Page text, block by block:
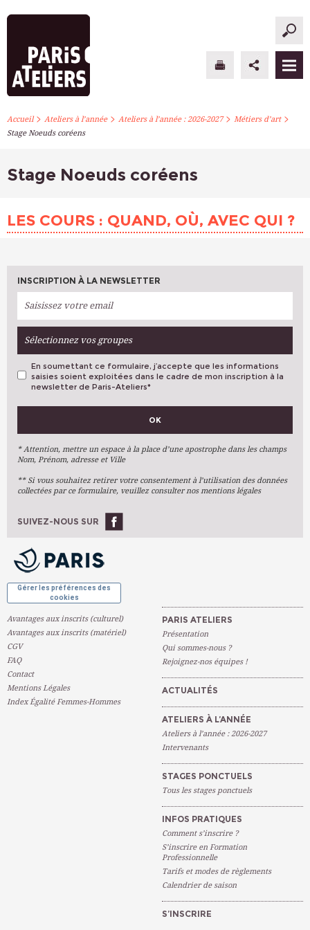
PARIS ATELIERS
ATELIERS À L’ANNÉE
STAGES PONCTUELS
S’INSCRIRE
Accueil> Ateliers à l’année> Ateliers à l’année : 2026-2027> Métiers d’art>
Stage Noeuds coréens
Stage Noeuds coréens
LES COURS : QUAND, OÙ, AVEC QUI ?
INSCRIPTION À LA NEWSLETTER
Sélectionnez vos groupes
VOS PRÉFÉRENCES
Arts Plastiques
Arts Du Texte
Arts Numériques
Ateliers À L'année
En soumettant ce formulaire, j’accepte que les informations
saisies soient exploitées dans le cadre de mon inscription à la
newsletter de Paris-Ateliers*
OK
* Attention, mettre un espace à la place d’une apostrophe dans les champs
Nom, Prénom, adresse et Ville
** Si vous souhaitez retirer votre consentement à l’utilisation des données
collectées par ce formulaire, veuillez consulter nos mentions légales
SUIVEZ-NOUS SUR
Gérer les préférences des
cookies
Avantages aux inscrits (culturel)
Avantages aux inscrits (matériel)
CGV
FAQ
Contact
Mentions Légales
Index Égalité Femmes-Hommes
PARIS ATELIERS
Présentation
Qui sommes-nous ?
Rejoignez-nos équipes !
ACTUALITÉS
ATELIERS À L’ANNÉE
Ateliers à l’année : 2026-2027
Intervenants
STAGES PONCTUELS
Tous les stages ponctuels
INFOS PRATIQUES
Comment s’inscrire ?
S’inscrire en Formation
Professionnelle
Tarifs et modes de règlements
Calendrier de saison
S’INSCRIRE